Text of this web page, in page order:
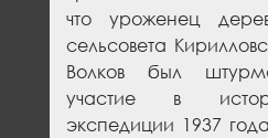
что уроженец
сельсовета
Волков был
участие в
экспедиции 1937